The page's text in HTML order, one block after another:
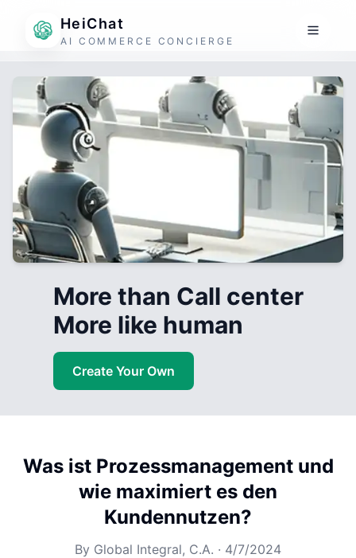
HeiChat
AI COMMERCE CONCIERGE
More than Call center
More like human
Create Your Own
Was ist Prozessmanagement und
wie maximiert es den
Kundennutzen?
By Global Integral, C.A. · 4/7/2024